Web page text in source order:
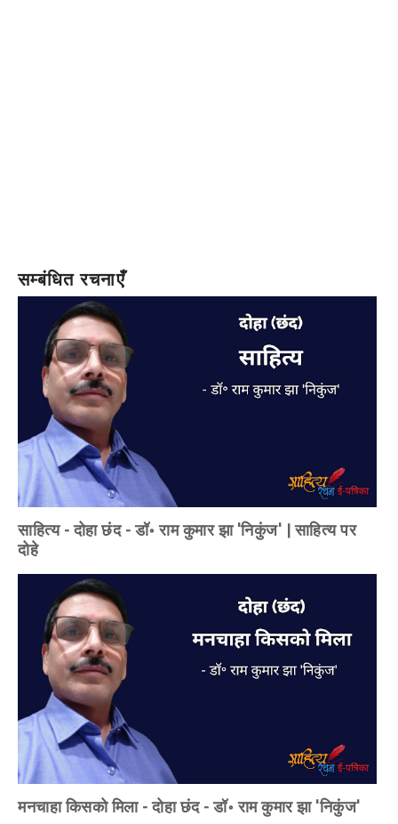
सम्बंधित रचनाएँ
साहित्य - दोहा छंद - डॉ॰ राम कुमार झा 'निकुंज' | साहित्य पर
दोहे
मनचाहा किसको मिला - दोहा छंद - डॉ॰ राम कुमार झा 'निकुंज'